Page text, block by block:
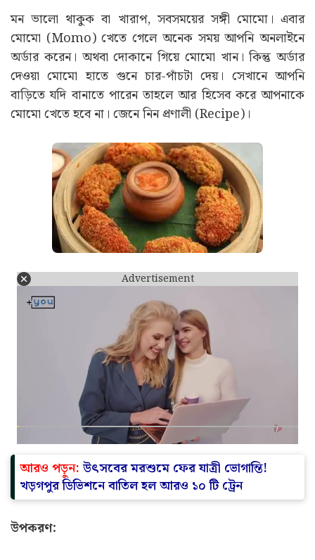
মন ভালো থাকুক বা খারাপ, সবসময়ের সঙ্গী মোমো। এবার
মোমো (Momo) খেতে গেলে অনেক সময় আপনি অনলাইনে
অর্ডার করেন। অথবা দোকানে গিয়ে মোমো খান। কিন্তু অর্ডার
দেওয়া মোমো হাতে গুনে চার-পাঁচটা দেয়। সেখানে আপনি
বাড়িতে যদি বানাতে পারেন তাহলে আর হিসেব করে আপনাকে
মোমো খেতে হবে না। জেনে নিন প্রণালী (Recipe)।
Advertisement
আরও পড়ুন:উৎসবের মরশুমে ফের যাত্রী ভোগান্তি!
খড়গপুর ডিভিশনে বাতিল হল আরও ১০ টি ট্রেন
উপকরণ: